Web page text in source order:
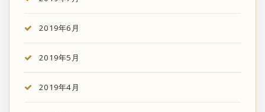
2019年6月
2019年5月
2019年4月